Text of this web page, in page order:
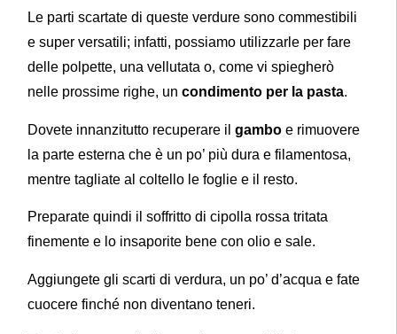
Le parti scartate di queste verdure sono commestibili
e super versatili; infatti, possiamo utilizzarle per fare
delle polpette, una vellutata o, come vi spiegherò
nelle prossime righe, uncondimento per la pasta.
Dovete innanzitutto recuperare ilgambo e rimuovere
la parte esterna che è un po’ più dura e filamentosa,
mentre tagliate al coltello le foglie e il resto.
Preparate quindi il soffritto di cipolla rossa tritata
finemente e lo insaporite bene con olio e sale.
Aggiungete gli scarti di verdura, un po’ d’acqua e fate
cuocere finché non diventano teneri.